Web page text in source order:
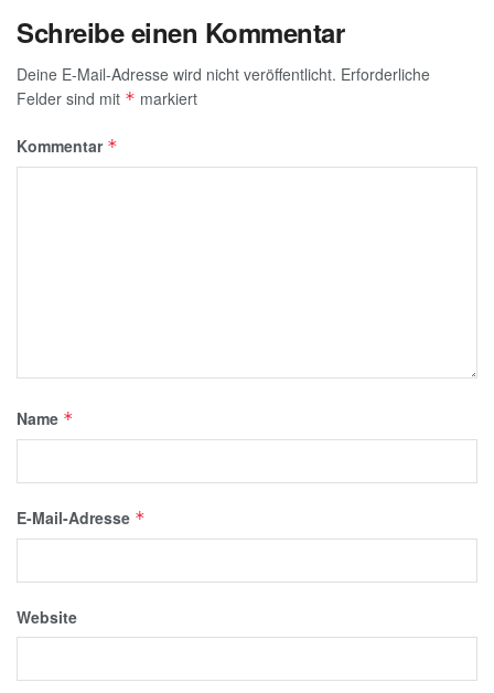
Schreibe einen Kommentar
Deine E-Mail-Adresse wird nicht veröffentlicht. Erforderliche
Felder sind mit * markiert
Kommentar *
Name *
E-Mail-Adresse *
Website